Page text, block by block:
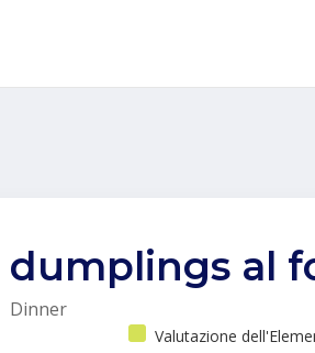
dumplings al
Dinner
Valutazione